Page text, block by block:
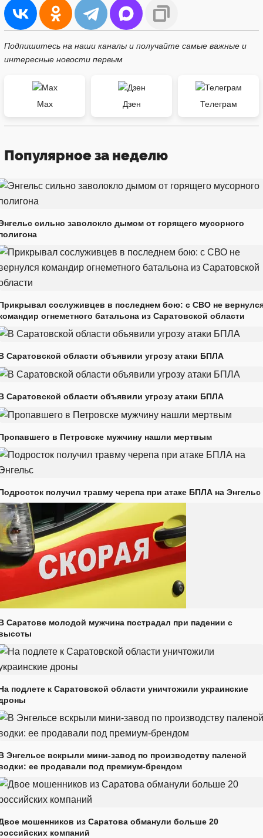
Подпишитесь на наши каналы и получайте самые важные и
интересные новости первым
Max Дзен Телеграм
Популярное за неделю
сильно заволокло дымом от горящего мусорного
сослуживцев в последнем бою: с СВО не
огнеметного батальона из Саратовской области
Саратовской области объявили угрозу атаки БПЛА
Саратовской области объявили угрозу атаки БПЛА
в Петровске мужчину нашли мертвым
получил травму черепа при атаке БПЛА на Энгельс
Саратове молодой мужчина пострадал при падении с
подлете к Саратовской области уничтожили украинские
Энгельсе вскрыли мини-завод по производству паленой
ее продавали под премиум-брендом
мошенников из Саратова обманули больше 20
компаний